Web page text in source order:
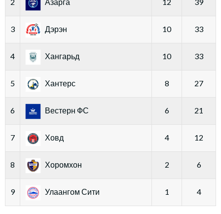
3 Дэрэн 10 33
4 Хангарьд 10 33
5 Хантерс 8 27
6 Вестерн ФС 6 21
7 Ховд 4 12
8 Хоромхон 2 6
9 Улаангом Сити 1 4